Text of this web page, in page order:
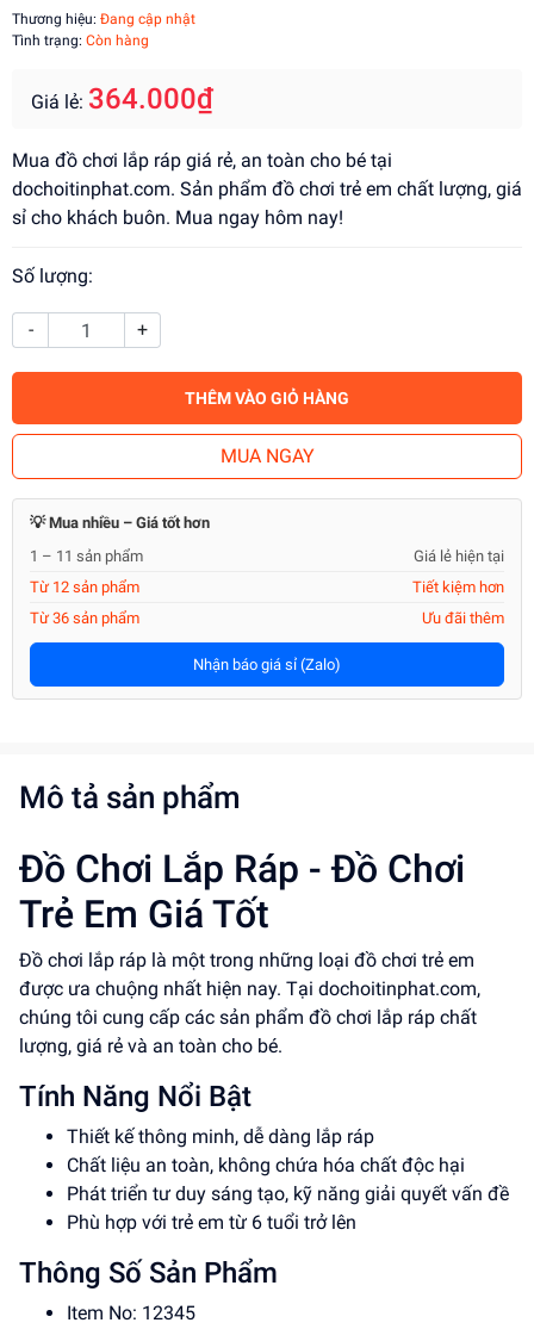
Thương hiệu: Đang cập nhật
Tình trạng: Còn hàng
Giá lẻ: 364.000₫
Mua đồ chơi lắp ráp giá rẻ, an toàn cho bé tại
dochoitinphat.com. Sản phẩm đồ chơi trẻ em chất lượng, giá
sỉ cho khách buôn. Mua ngay hôm nay!
Số lượng:
- +
THÊM VÀO GIỎ HÀNG
MUA NGAY
💡 Mua nhiều – Giá tốt hơn
1 – 11 sản phẩm
Giá lẻ hiện tại
Từ 12 sản phẩm
Tiết kiệm hơn
Từ 36 sản phẩm
Ưu đãi thêm
Nhận báo giá sỉ (Zalo)
Mô tả sản phẩm
Đồ Chơi Lắp Ráp - Đồ Chơi
Trẻ Em Giá Tốt
Đồ chơi lắp ráp là một trong những loại đồ chơi trẻ em
được ưa chuộng nhất hiện nay. Tại dochoitinphat.com,
chúng tôi cung cấp các sản phẩm đồ chơi lắp ráp chất
lượng, giá rẻ và an toàn cho bé.
Tính Năng Nổi Bật
Thiết kế thông minh, dễ dàng lắp ráp
Chất liệu an toàn, không chứa hóa chất độc hại
Phát triển tư duy sáng tạo, kỹ năng giải quyết vấn đề
Phù hợp với trẻ em từ 6 tuổi trở lên
Thông Số Sản Phẩm
Item No: 12345